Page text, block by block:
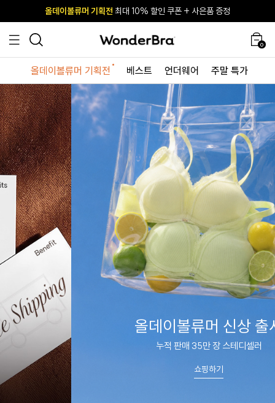
사이즈 무료 교환 서비스
올데이볼류머 기획전 최대 10% 할인 쿠폰 + 사은품 증정
사이즈 무료 교환 서비스
올데이볼류머 기획전 최대 10% 할인 쿠폰 + 사은품 증정
0
올데이볼류머 기획전 베스트 언더웨어 주말 특가
올데이볼류머 신상 출시
누적 판매 35만 장 스테디셀러